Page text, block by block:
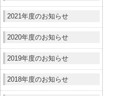
2021年度のお知らせ
2020年度のお知らせ
2019年度のお知らせ
2018年度のお知らせ